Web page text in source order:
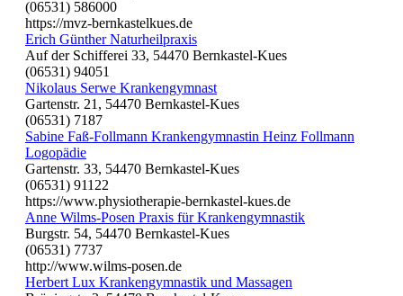
(06531) 586000
https://mvz-bernkastelkues.de
Erich Günther Naturheilpraxis
Auf der Schifferei 33, 54470 Bernkastel-Kues
(06531) 94051
Nikolaus Serwe Krankengymnast
Gartenstr. 21, 54470 Bernkastel-Kues
(06531) 7187
Sabine Faß-Follmann Krankengymnastin Heinz Follmann
Logopädie
Gartenstr. 33, 54470 Bernkastel-Kues
(06531) 91122
https://www.physiotherapie-bernkastel-kues.de
Anne Wilms-Posen Praxis für Krankengymnastik
Burgstr. 54, 54470 Bernkastel-Kues
(06531) 7737
http://www.wilms-posen.de
Herbert Lux Krankengymnastik und Massagen